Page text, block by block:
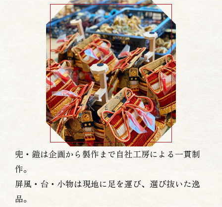
兜・鎧は企画から製作まで自社工房による一貫制
作。
屏風・台・小物は現地に足を運び、選び抜いた逸
品。